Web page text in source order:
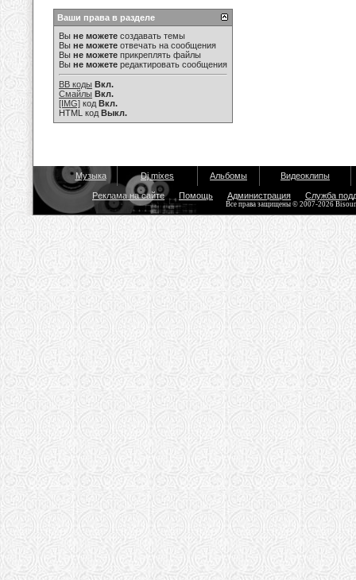
Ваши права в разделе
Вы не можете создавать темы
Вы не можете отвечать на сообщения
Вы не можете прикреплять файлы
Вы не можете редактировать сообщения
BB коды Вкл.
Смайлы Вкл.
[IMG] код Вкл.
HTML код Выкл.
Музыка Dj mixes Альбомы Видеоклипы
Реклама на сайте Помощь Администрация Служба
Все права защищены © 2007-2026